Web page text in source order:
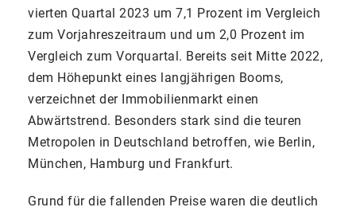
vierten Quartal 2023 um 7,1 Prozent im Vergleich
zum Vorjahreszeitraum und um 2,0 Prozent im
Vergleich zum Vorquartal. Bereits seit Mitte 2022,
dem Höhepunkt eines langjährigen Booms,
verzeichnet der Immobilienmarkt einen
Abwärtstrend. Besonders stark sind die teuren
Metropolen in Deutschland betroffen, wie Berlin,
München, Hamburg und Frankfurt.
Grund für die fallenden Preise waren die deutlich